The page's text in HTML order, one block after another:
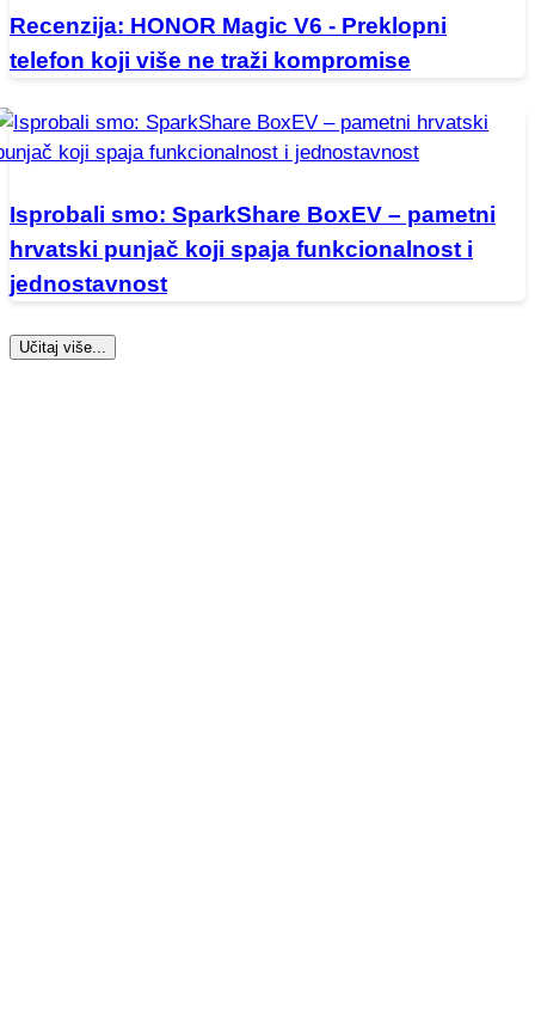
Recenzija: HONOR Magic V6 - Preklopni
telefon koji više ne traži kompromise
Isprobali smo: SparkShare BoxEV – pametni
hrvatski punjač koji spaja funkcionalnost i
jednostavnost
Učitaj više...